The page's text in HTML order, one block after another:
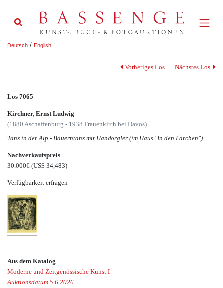
Deutsch / English
Vorheriges Los Nächstes Los
Los 7065
Kirchner, Ernst Ludwig
(1880 Aschaffenburg - 1938 Frauenkirch bei Davos)
Tanz in der Alp - Bauerntanz mit Handorgler (im Haus "In den Lärchen")
Nachverkaufspreis
30.000€ (US$ 34,483)
Verfügbarkeit erfragen
Aus dem Katalog
Moderne und Zeitgenössische Kunst I
Auktionsdatum 5.6.2026